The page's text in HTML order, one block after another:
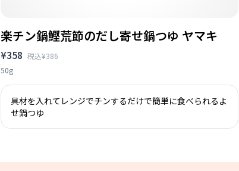
楽チン鍋鰹荒節のだし寄せ鍋つゆ ヤマキ
¥358 税込¥386
50g
具材を入れてレンジでチンするだけで簡単に食べられるよ
せ鍋つゆ